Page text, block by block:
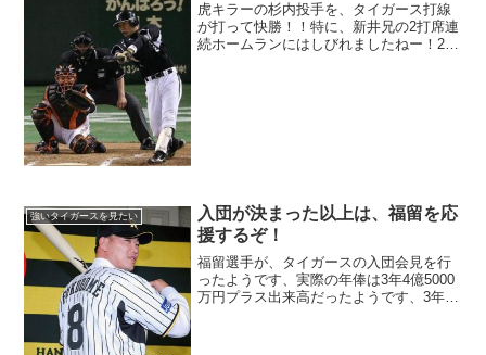
虎キラーの杉内投手を、タイガース打線
が打って快勝！！特に、新井兄の2打席連
続ホームランにはしびれましたねー！2打
強いタイガースを見たい
入団が決まった以上は、福留を応
援するぞ！
福留選手が、タイガースの入団会見を行
ったようです、実際の年俸は3年4億5000
万円プラス出来高だったようです、3年15